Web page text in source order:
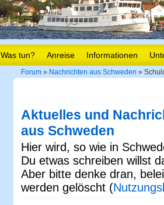
Was tun? Anreise Informationen
Forum » Nachrichten aus Schweden »
Aktuelles und
aus Schweden
Hier wird, so wie in
Du etwas schreiben willst
Aber bitte denke dran,
werden gelöscht (